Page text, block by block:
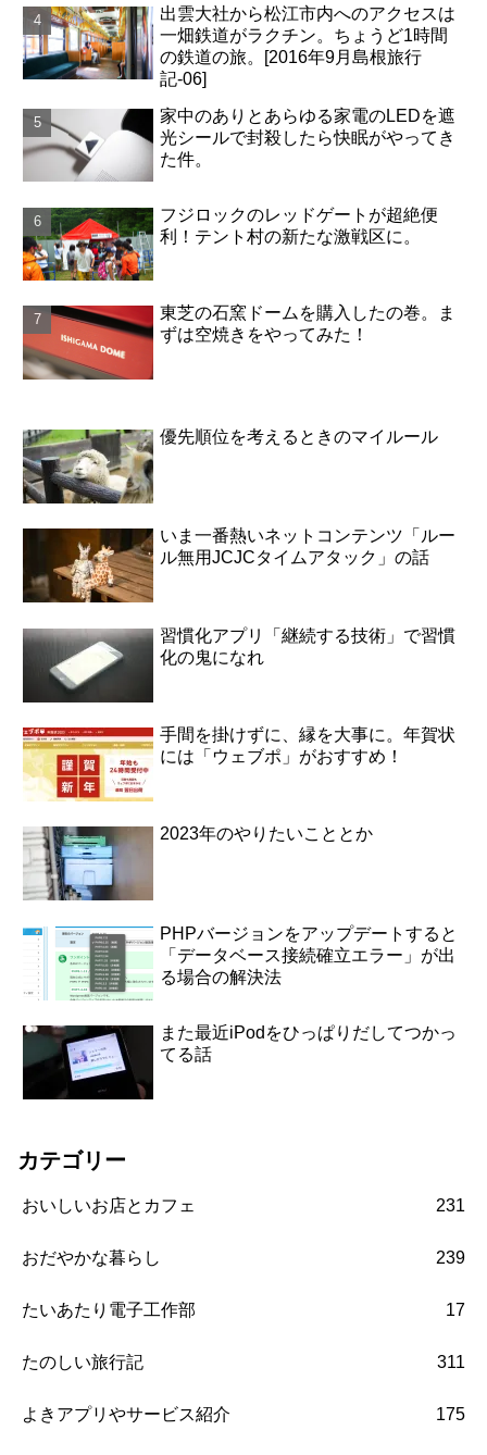
出雲大社から松江市内へのアクセスは
一畑鉄道がラクチン。ちょうど1時間
の鉄道の旅。[2016年9月島根旅行
記-06]
家中のありとあらゆる家電のLEDを遮
光シールで封殺したら快眠がやってき
た件。
フジロックのレッドゲートが超絶便
利！テント村の新たな激戦区に。
東芝の石窯ドームを購入したの巻。ま
ずは空焼きをやってみた！
優先順位を考えるときのマイルール
いま一番熱いネットコンテンツ「ルー
ル無用JCJCタイムアタック」の話
習慣化アプリ「継続する技術」で習慣
化の鬼になれ
手間を掛けずに、縁を大事に。年賀状
には「ウェブポ」がおすすめ！
2023年のやりたいこととか
PHPバージョンをアップデートすると
「データベース接続確立エラー」が出
る場合の解決法
また最近iPodをひっぱりだしてつかっ
てる話
カテゴリー
おいしいお店とカフェ 231
おだやかな暮らし 239
たいあたり電子工作部 17
たのしい旅行記 311
よきアプリやサービス紹介 175